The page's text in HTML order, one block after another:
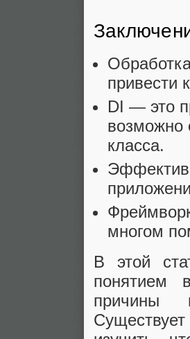
привести
DI — это
возможно
класса.
многом
В этой
понятием
причины